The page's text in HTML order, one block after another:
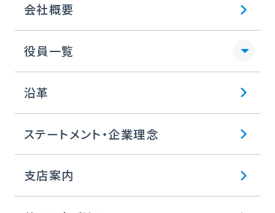
会社概要
役員一覧
沿革
ステートメント・企業理念
支店案内